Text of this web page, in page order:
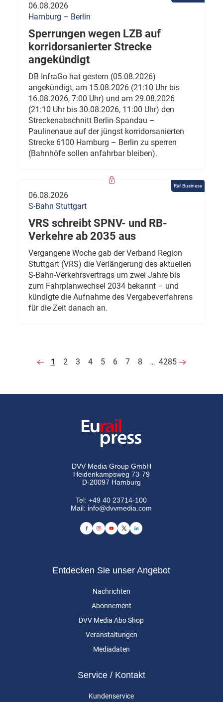
06.08.2026
Hamburg – Berlin
Sperrungen wegen LZB auf
korridorsanierter Strecke
angekündigt
DB InfraGo hat gestern (05.08.2026)
angekündigt, am 15.08.2026 (21:10 Uhr bis
16.08.2026, 7:00 Uhr) und am 29.08.2026
(21:10 Uhr bis 30.08.2026, 11:00 Uhr) den
Streckenabschnitt Berlin-Spandau –
Paulinenaue auf der jüngst korridorsanierten
Strecke 6100 Hamburg – Berlin zu sperren
(Bahnhöfe sollen anfahrbar bleiben).
Rail Business
06.08.2026
S-Bahn Stuttgart
VRS schreibt SPNV- und RB-
Verkehre ab 2035 aus
Vergangene Woche gab der Verband Region
Stuttgart (VRS) die Verlängerung des aktuellen
S-Bahn-Verkehrsvertrags um zwei Jahre bis
zum Fahrplanwechsel 2034 bekannt – und
kündigte die Aufnahme des Vergabeverfahrens
für die Zeit danach an.
1 2 3 4 5 6 7 8 … 4285
DVV Media Group GmbH
Heidenkampsweg 73-79
D-20097 Hamburg
Tel:+49 40 23714-100
Mail: info@dvvmedia.com
Entdecken Sie unser Angebot
Nachrichten
Abonnement
DVV Media Abo Shop
Veranstaltungen
Mediadaten
Service / Kontakt
Kundenservice